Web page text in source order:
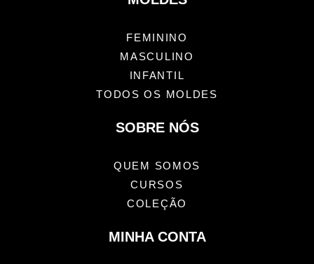
FEMININO
MASCULINO
INFANTIL
TODOS OS MOLDES
SOBRE NÓS
QUEM SOMOS
CURSOS
COLEÇÃO
MINHA CONTA